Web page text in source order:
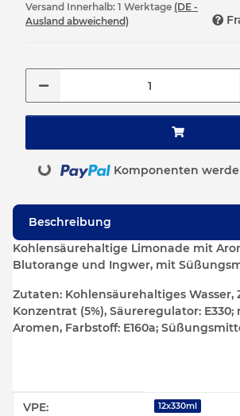
Versand Innerhalb: 1 Werktage (DE -
Ausland abweichend)
Loading... Komponenten
Beschreibung
Kohlensäurehaltige Limonade mit
Blutorange und Ingwer, mit
Zutaten: Kohlensäurehaltiges Wasser,
Konzentrat (5%), Säureregulator:
Aromen, Farbstoff: E160a;
Produkteigenschaft
Wert
VPE: 12x330ml